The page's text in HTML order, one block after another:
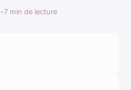
•7 min de lecture